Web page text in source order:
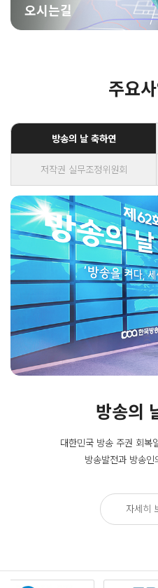
오시는길
주요
방송의 날 축하연
저작권 실무조정위원회
방송의
대한민국 방송 주권 회복
방송발전과 방송
자세히